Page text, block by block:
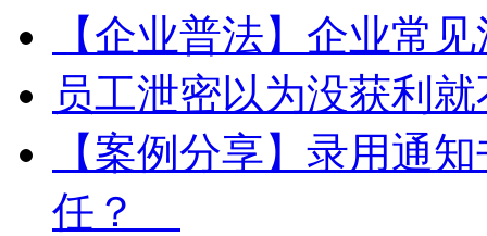
【企业普法】企业常
员工泄密以为没获利
【案例分享】录用通
任？